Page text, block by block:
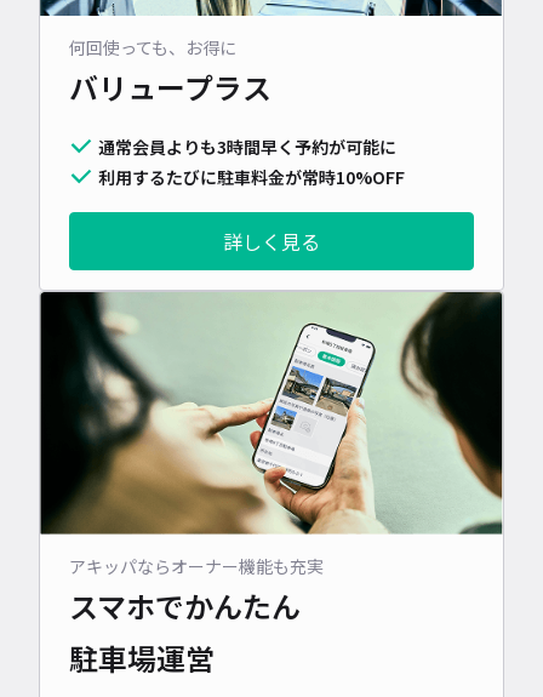
何回使っても、お得に
バリュープラス
通常会員よりも3時間早く予約が可能に
利用するたびに駐車料金が常時10%OFF
詳しく見る
アキッパならオーナー機能も充実
スマホでかんたん
駐車場運営